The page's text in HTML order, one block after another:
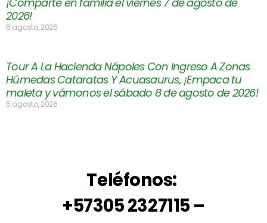
2026!
6 agosto, 2026
Tour A La Hacienda Nápoles Con Ingreso A Zonas
Húmedas Cataratas Y Acuasaurus, ¡Empaca tu
maleta y vámonos el sábado 8 de agosto de 2026!
5 agosto, 2026
Teléfonos:
+57305 2327115 –